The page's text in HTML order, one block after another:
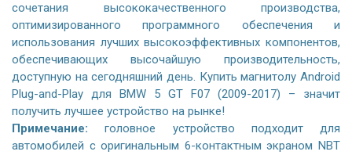
сочетания высококачественного производства,
оптимизированного программного обеспечения и
использования лучших высокоэффективных компонентов,
обеспечивающих высочайшую производительность,
доступную на сегодняшний день. Купить магнитолу Android
Plug-and-Play для BMW 5 GT F07 (2009-2017) – значит
получить лучшее устройство на рынке!
Примечание: головное устройство подходит для
автомобилей с оригинальным 6-контактным экраном NBT